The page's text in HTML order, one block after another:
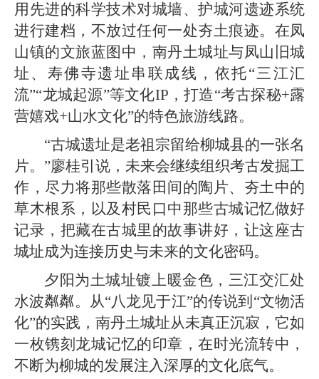
用先进的科学技术对城墙、护城河遗迹系统
进行建档，不放过任何一处夯土痕迹。在凤
山镇的文旅蓝图中，南丹土城址与凤山旧城
址、寿佛寺遗址串联成线，依托“三江汇
流”“龙城起源”等文化IP，打造“考古探秘+露
营嬉戏+山水文化”的特色旅游线路。
“古城遗址是老祖宗留给柳城县的一张名
片。”廖桂引说，未来会继续组织考古发掘工
作，尽力将那些散落田间的陶片、夯土中的
草木根系，以及村民口中那些古城记忆做好
记录，把藏在古城里的故事讲好，让这座古
城址成为连接历史与未来的文化密码。
夕阳为土城址镀上暖金色，三江交汇处
水波粼粼。从“八龙见于江”的传说到“文物活
化”的实践，南丹土城址从未真正沉寂，它如
一枚镌刻龙城记忆的印章，在时光流转中，
不断为柳城的发展注入深厚的文化底气。